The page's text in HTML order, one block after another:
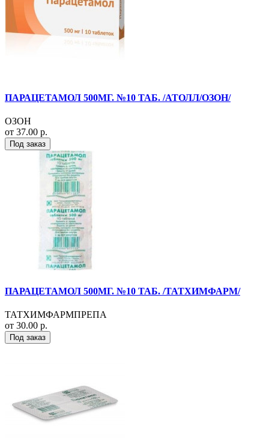
ПАРАЦЕТАМОЛ 500МГ. №10 ТАБ. /АТОЛЛ/ОЗОН/
ОЗОН
от 37.00 р.
Под заказ
ПАРАЦЕТАМОЛ 500МГ. №10 ТАБ. /ТАТХИМФАРМ/
ТАТХИМФАРМПРЕПА
от 30.00 р.
Под заказ